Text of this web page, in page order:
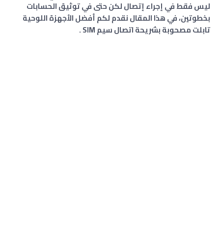
ليس فقط في إجراء إتصال لكن حتى في توثيق الحسابات
بخطوتين، في هذا المقال نقدم لكم أفضل الأجهزة اللوحية
تابلت مصحوبة بشريحة اتصال سيم SIM .